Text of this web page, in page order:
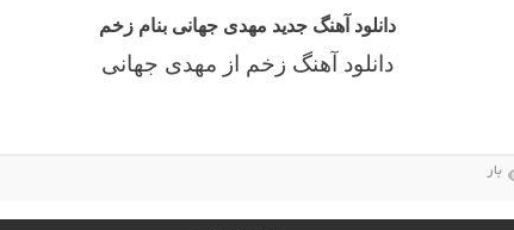
دانلود آهنگ جدید مهدی جهانی بنام زخم
دانلود آهنگ زخم از مهدی جهانی
بار